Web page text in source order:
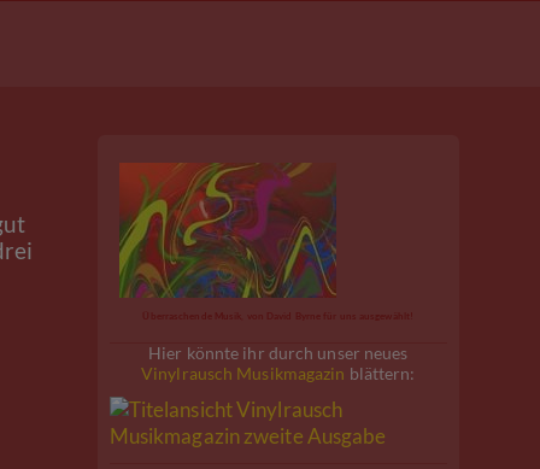
Überraschende Musik, von David Byrne für uns ausgewählt!
Hier könnte ihr durch unser neues
Vinylrausch Musikmagazin blättern: